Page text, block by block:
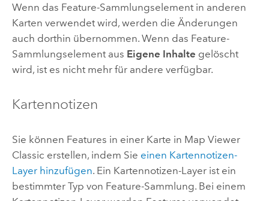
Wenn das Feature-Sammlungselement in anderen
Karten verwendet wird, werden die Änderungen
auch dorthin übernommen. Wenn das Feature-
Sammlungselement aus Eigene Inhalte gelöscht
wird, ist es nicht mehr für andere verfügbar.
Kartennotizen
Sie können Features in einer Karte in Map Viewer
Classic erstellen, indem Sie einen Kartennotizen-
Layer hinzufügen. Ein Kartennotizen-Layer ist ein
bestimmter Typ von Feature-Sammlung. Bei einem